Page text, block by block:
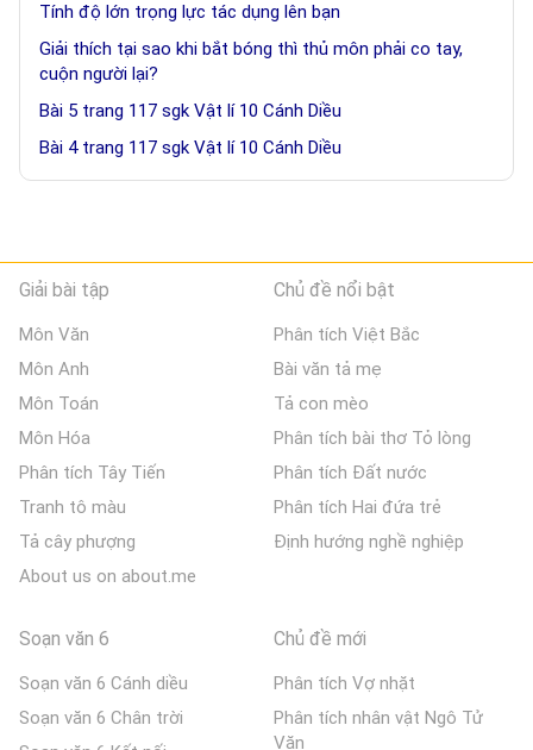
Tính độ lớn trọng lực tác dụng lên bạn
Giải thích tại sao khi bắt bóng thì thủ môn phải co tay,
cuộn người lại?
Bài 5 trang 117 sgk Vật lí 10 Cánh Diều
Bài 4 trang 117 sgk Vật lí 10 Cánh Diều
Giải bài tập
Môn Văn
Môn Anh
Môn Toán
Môn Hóa
Phân tích Tây Tiến
Tranh tô màu
Tả cây phượng
About us on about.me
Chủ đề nổi bật
Phân tích Việt Bắc
Bài văn tả mẹ
Tả con mèo
Phân tích bài thơ Tỏ lòng
Phân tích Đất nước
Phân tích Hai đứa trẻ
Định hướng nghề nghiệp
Soạn văn 6
Soạn văn 6 Cánh diều
Soạn văn 6 Chân trời
Chủ đề mới
Phân tích Vợ nhặt
Phân tích nhân vật Ngô Tử
Văn